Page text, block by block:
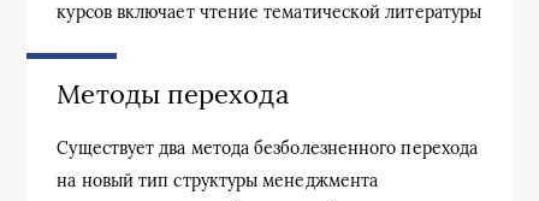
курсов включает чтение тематической литературы
Методы перехода
Существует два метода безболезненного перехода
на новый тип структуры менеджмента